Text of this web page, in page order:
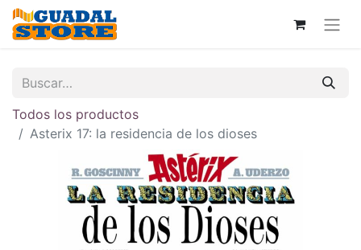
Todos los productos
Asterix 17: la residencia de los dioses